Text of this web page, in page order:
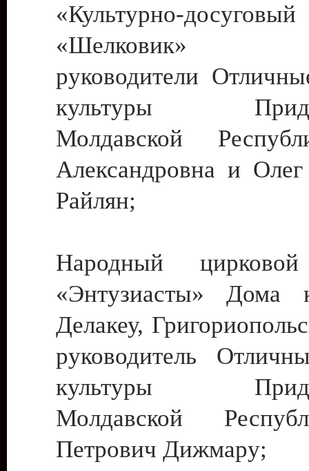
«Культурно-
«Шелковик»
руководители
культуры
Молдавской
Александровна и
Райлян;
Народный цирковой
«Энтузиасты» Дома
Делакеу,
руководитель
культуры
Молдавской
Петрович Дижмару;